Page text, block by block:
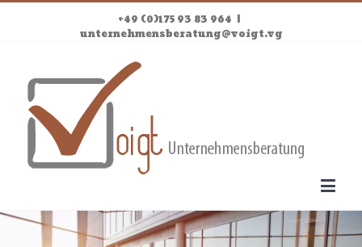
+49 (0)175 93 83 964 |
unternehmensberatung@voigt.vg